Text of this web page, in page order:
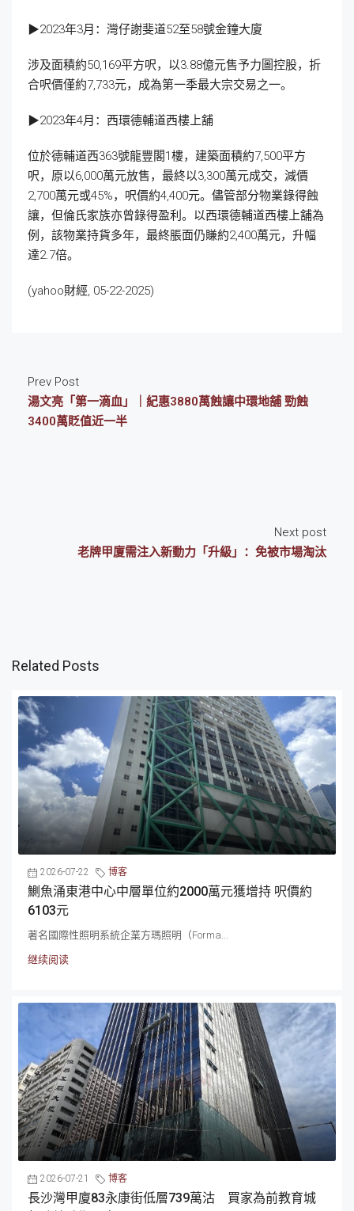
▶2023年3月：灣仔謝斐道52至58號金鐘大廈
涉及面積約50,169平方呎，以3.88億元售予力圖控股，折
合呎價僅約7,733元，成為第一季最大宗交易之一。
▶2023年4月：西環德輔道西樓上舖
位於德輔道西363號龍豐閣1樓，建築面積約7,500平方
呎，原以6,000萬元放售，最終以3,300萬元成交，減價
2,700萬元或45%，呎價約4,400元。儘管部分物業錄得蝕
讓，但倫氏家族亦曾錄得盈利。以西環德輔道西樓上舖為
例，該物業持貨多年，最終脹面仍賺約2,400萬元，升幅
達2.7倍。
(yahoo財經, 05-22-2025)
Prev Post
湯文亮「第一滴血」｜紀惠3880萬蝕讓中環地舖 勁蝕
3400萬貶值近一半
Next post
老牌甲廈需注入新動力「升級」：免被市場淘汰
Related Posts
2026-07-22 博客
鰂魚涌東港中心中層單位約2000萬元獲增持 呎價約
6103元
著名國際性照明系統企業方瑪照明（Forma...
继续阅读
2026-07-21 博客
長沙灣甲廈83永康街低層739萬沽 買家為前教育城